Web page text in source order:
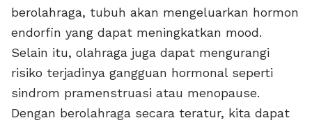
berolahraga, tubuh akan mengeluarkan hormon
endorfin yang dapat meningkatkan mood.
Selain itu, olahraga juga dapat mengurangi
risiko terjadinya gangguan hormonal seperti
sindrom pramenstruasi atau menopause.
Dengan berolahraga secara teratur, kita dapat